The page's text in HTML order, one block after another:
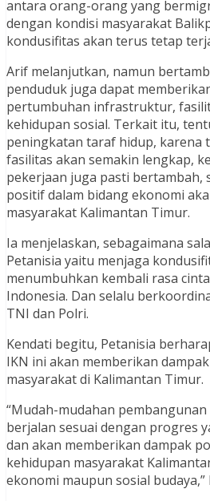
antara orang-orang yang
dengan kondisi masyarakat
kondusifitas akan terus tetap
Arif melanjutkan, namun
penduduk juga dapat
pertumbuhan infrastruktur,
kehidupan sosial. Terkait itu,
peningkatan taraf hidup, karena
fasilitas akan semakin lengkap,
pekerjaan juga pasti bertambah,
positif dalam bidang ekonomi
masyarakat Kalimantan Timur.
Ia menjelaskan, sebagaimana
Petanisia yaitu menjaga
menumbuhkan kembali rasa
Indonesia. Dan selalu
TNI dan Polri.
Kendati begitu, Petanisia
IKN ini akan memberikan
masyarakat di Kalimantan Timur.
“Mudah-mudahan
berjalan sesuai dengan progres
dan akan memberikan dampak
kehidupan masyarakat
ekonomi maupun sosial budaya,”